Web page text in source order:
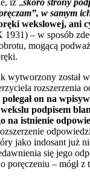
iż „skoro strony
w samym
wekslowej, ani
1931) – w sposób
mogącą
wytworzony został
rozszerzenia
polegał on na
podpisem
na istnienie
jako indosant już
się jego
poręczeniu – mógł z